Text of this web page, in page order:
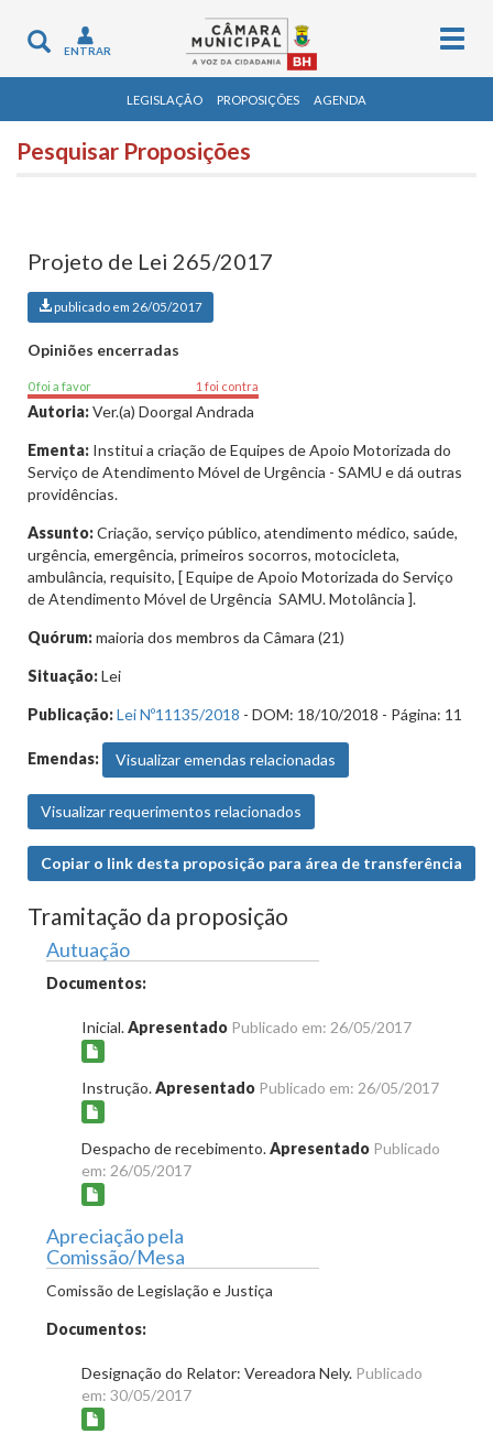
Toggle
navigation
ENTRAR
LEGISLAÇÃO PROPOSIÇÕES AGENDA
Pesquisar Proposições
Projeto de Lei 265/2017
publicado em 26/05/2017
Opiniões encerradas
0 foi a favor 1 foi contra
Autoria:Ver.(a) Doorgal Andrada
Ementa: Institui a criação de Equipes de Apoio Motorizada do
Serviço de Atendimento Móvel de Urgência - SAMU e dá outras
providências.
Assunto:Criação, serviço público, atendimento médico, saúde,
urgência, emergência, primeiros socorros, motocicleta,
ambulância, requisito, [ Equipe de Apoio Motorizada do Serviço
de Atendimento Móvel de Urgência  SAMU. Motolância ].
Quórum:maioria dos membros da Câmara (21)
Situação:Lei
Publicação:Lei Nº11135/2018 - DOM: 18/10/2018 - Página: 11
Emendas: Visualizar emendas relacionadas
Visualizar requerimentos relacionados
Copiar o link desta proposição para área de transferência
Tramitação da proposição
Autuação
Documentos:
Inicial.Apresentado Publicado em: 26/05/2017
Instrução.Apresentado Publicado em: 26/05/2017
Despacho de recebimento.Apresentado Publicado
em: 26/05/2017
Apreciação pela
Comissão/Mesa
Comissão de Legislação e Justiça
Documentos:
Designação do Relator: Vereadora Nely. Publicado
em: 30/05/2017